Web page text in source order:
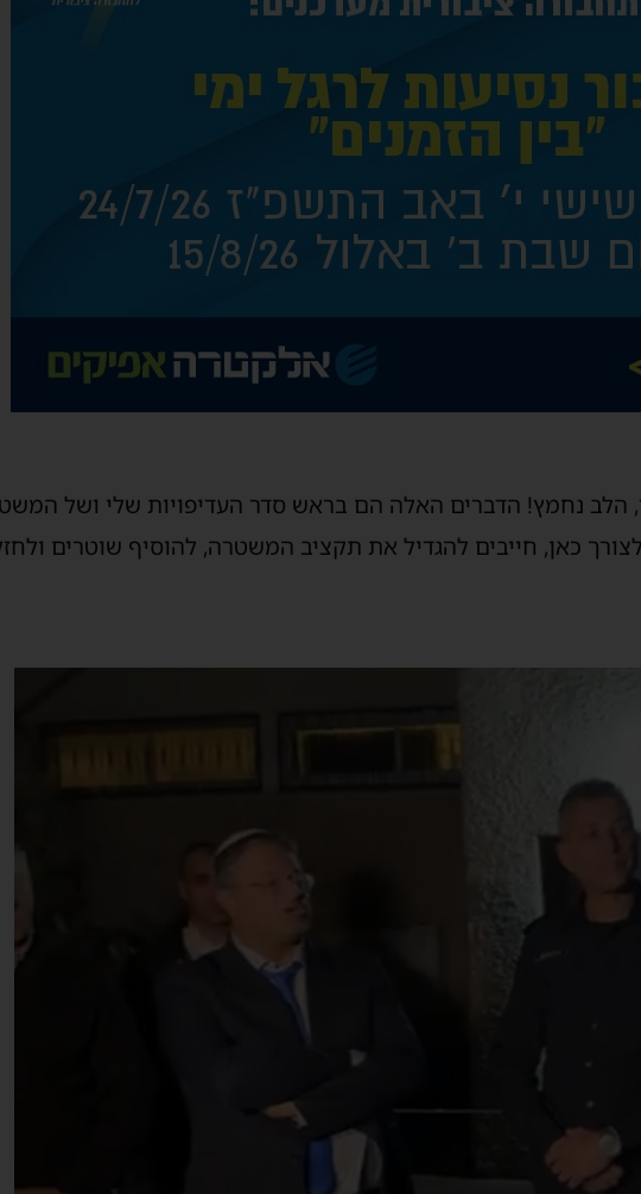
הלב נחמץ! הדברים האלה הם בראש סדר העדיפויות שלי ושל
כאן, חייבים להגדיל את תקציב המשטרה, להוסיף שוטרים